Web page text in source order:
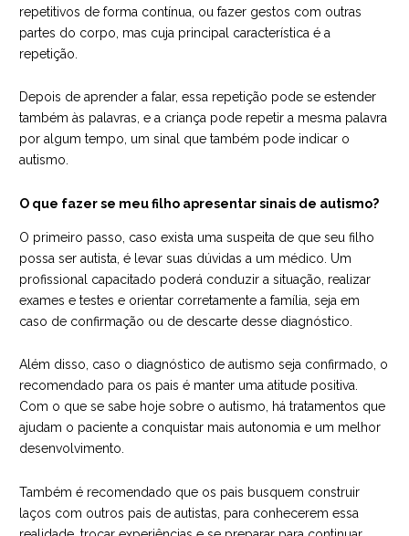
repetitivos de forma contínua, ou fazer gestos com outras
partes do corpo, mas cuja principal característica é a
repetição.
Depois de aprender a falar, essa repetição pode se estender
também às palavras, e a criança pode repetir a mesma palavra
por algum tempo, um sinal que também pode indicar o
autismo.
O que fazer se meu filho apresentar sinais de autismo?
O primeiro passo, caso exista uma suspeita de que seu filho
possa ser autista, é levar suas dúvidas a um médico. Um
profissional capacitado poderá conduzir a situação, realizar
exames e testes e orientar corretamente a família, seja em
caso de confirmação ou de descarte desse diagnóstico.
Além disso, caso o diagnóstico de autismo seja confirmado, o
recomendado para os pais é manter uma atitude positiva.
Com o que se sabe hoje sobre o autismo, há tratamentos que
ajudam o paciente a conquistar mais autonomia e um melhor
desenvolvimento.
Também é recomendado que os pais busquem construir
laços com outros pais de autistas, para conhecerem essa